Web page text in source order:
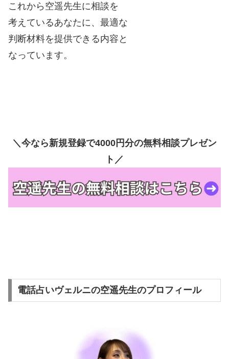
これから空遥先生に相談を
考えているあなたに、最適な
判断材料を提供できる内容と
なっています。
＼今なら新規登録で4000円分の無料相談プレゼン
ト／
電話占いヴェルニの空遥先生のプロフィール